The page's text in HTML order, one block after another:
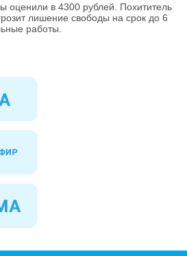
оценили в 4300 рублей. Похититель
лишение свободы на срок до 6
работы.